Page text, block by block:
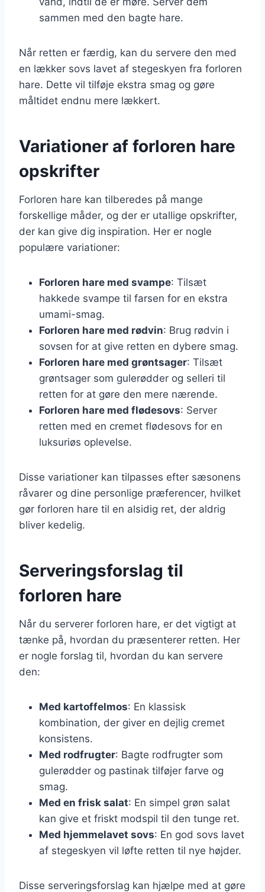
sammen med den bagte hare.
Når retten er færdig, kan du servere den med
en lækker sovs lavet af stegeskyen fra forloren
hare. Dette vil tilføje ekstra smag og gøre
måltidet endnu mere lækkert.
Variationer af forloren hare
opskrifter
Forloren hare kan tilberedes på mange
forskellige måder, og der er utallige opskrifter,
der kan give dig inspiration. Her er nogle
populære variationer:
Forloren hare med svampe: Tilsæt
hakkede svampe til farsen for en ekstra
umami-smag.
Forloren hare med rødvin: Brug rødvin i
sovsen for at give retten en dybere smag.
Forloren hare med grøntsager: Tilsæt
grøntsager som gulerødder og selleri til
retten for at gøre den mere nærende.
Forloren hare med flødesovs: Server
retten med en cremet flødesovs for en
luksuriøs oplevelse.
Disse variationer kan tilpasses efter sæsonens
råvarer og dine personlige præferencer, hvilket
gør forloren hare til en alsidig ret, der aldrig
bliver kedelig.
Serveringsforslag til
forloren hare
Når du serverer forloren hare, er det vigtigt at
tænke på, hvordan du præsenterer retten. Her
er nogle forslag til, hvordan du kan servere
den:
Med kartoffelmos: En klassisk
kombination, der giver en dejlig cremet
konsistens.
Med rodfrugter: Bagte rodfrugter som
gulerødder og pastinak tilføjer farve og
smag.
Med en frisk salat: En simpel grøn salat
kan give et friskt modspil til den tunge ret.
Med hjemmelavet sovs: En god sovs lavet
af stegeskyen vil løfte retten til nye højder.
Disse serveringsforslag kan hjælpe med at gøre